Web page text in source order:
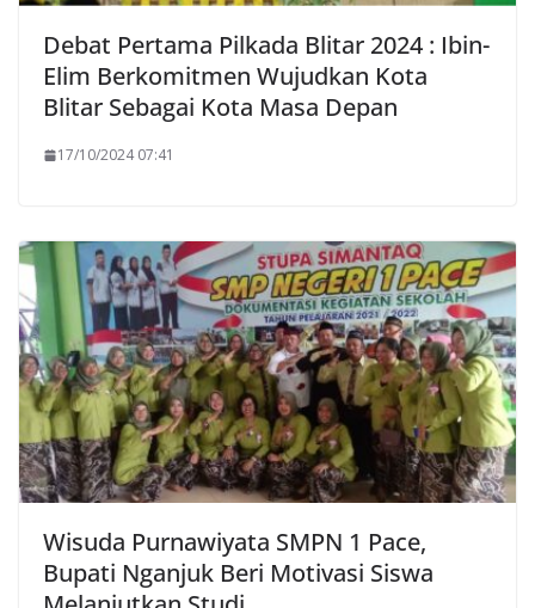
Debat Pertama Pilkada Blitar 2024 : Ibin-
Elim Berkomitmen Wujudkan Kota
Blitar Sebagai Kota Masa Depan
17/10/2024 07:41
Wisuda Purnawiyata SMPN 1 Pace,
Bupati Nganjuk Beri Motivasi Siswa